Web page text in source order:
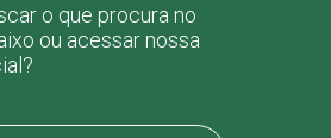
o que procura no
ou acessar nossa